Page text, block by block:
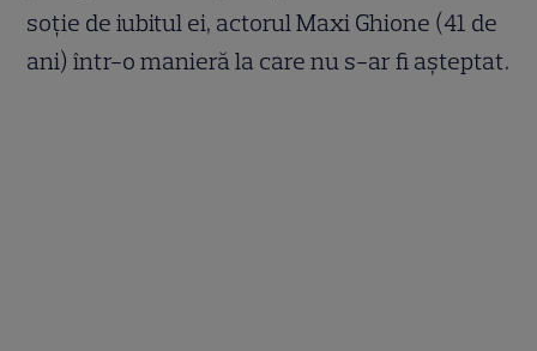
soție de iubitul ei, actorul Maxi Ghione (41 de
ani) într-o manieră la care nu s-ar fi aşteptat.